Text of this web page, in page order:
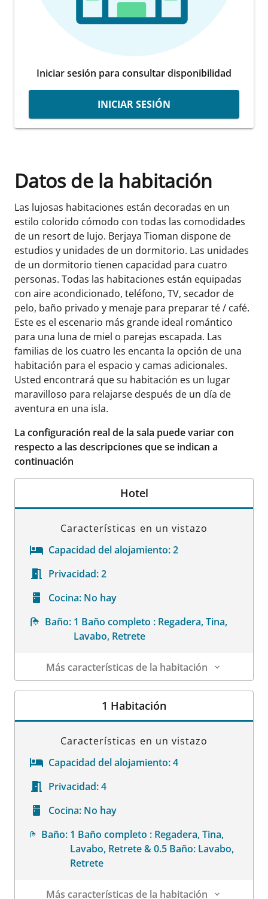
Iniciar sesión para consultar disponibilidad
INICIAR SESIÓN
Datos de la habitación
Las lujosas habitaciones están decoradas en un
estilo colorido cómodo con todas las comodidades
de un resort de lujo. Berjaya Tioman dispone de
estudios y unidades de un dormitorio. Las unidades
de un dormitorio tienen capacidad para cuatro
personas. Todas las habitaciones están equipadas
con aire acondicionado, teléfono, TV, secador de
pelo, baño privado y menaje para preparar té / café.
Este es el escenario más grande ideal romántico
para una luna de miel o parejas escapada. Las
familias de los cuatro les encanta la opción de una
habitación para el espacio y camas adicionales.
Usted encontrará que su habitación es un lugar
maravilloso para relajarse después de un día de
aventura en una isla.
La configuración real de la sala puede variar con
respecto a las descripciones que se indican a
continuación
Hotel
Características en un vistazo
Capacidad del alojamiento:2
Privacidad:2
Cocina: No hay
Baño: 1 Baño completo : Regadera, Tina,
Lavabo, Retrete
Más características de la habitación
Datos de la habitación
1 Habitación
Características en un vistazo
Capacidad del alojamiento:4
Privacidad:4
Cocina: No hay
Baño: 1 Baño completo : Regadera, Tina,
Lavabo, Retrete & 0.5 Baño: Lavabo,
Retrete
Más características de la habitación